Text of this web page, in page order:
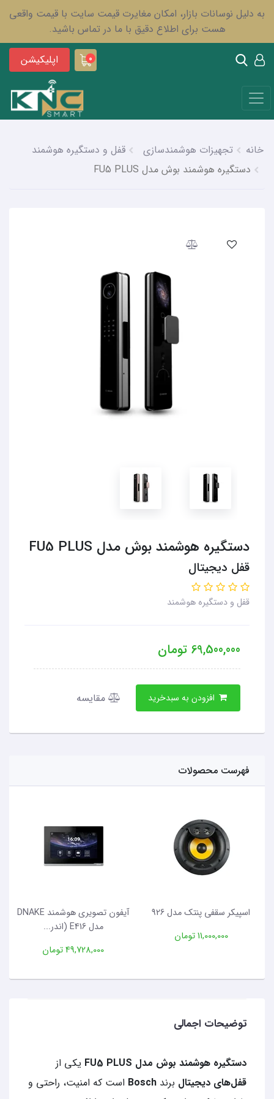
به دلیل نوسانات بازار، امکان مغایرت قیمت سایت با قیمت واقعی
هست برای اطلاع دقیق با ما در تماس باشید.
0 اپلیکیشن
خانه تجهیزات هوشمندسازی
قفل و دستگیره هوشمند
دستگیره هوشمند بوش مدل FU5 PLUS
دستگیره هوشمند بوش مدل FU5 PLUS
قفل دیجیتال
قفل و دستگیره هوشمند
69,500,000 تومان
مقایسه
فهرست محصولات
اسپیکر سقفی پنتک مدل 926
11,000,000 تومان
آیفون تصویری هوشمند DNAKE
مدل E416 (اندر...
49,728,000 تومان
توضیحات اجمالی
دستگیره هوشمند بوش مدل FU5 PLUS
یکی از
قفل‌های دیجیتال برند Bosch است که امنیت، راحتی و